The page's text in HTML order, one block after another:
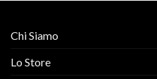
Chi Siamo
Lo Store